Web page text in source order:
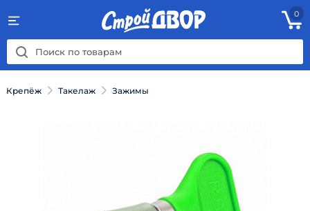
0
Крепёж Такелаж Зажимы